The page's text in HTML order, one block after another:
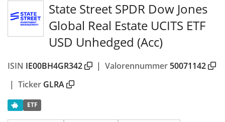
State Street SPDR Dow Jones
Global Real Estate UCITS ETF
USD Unhedged (Acc)
ISIN IE00BH4GR342 | Valorennummer 50071142
| Ticker GLRA
ETF